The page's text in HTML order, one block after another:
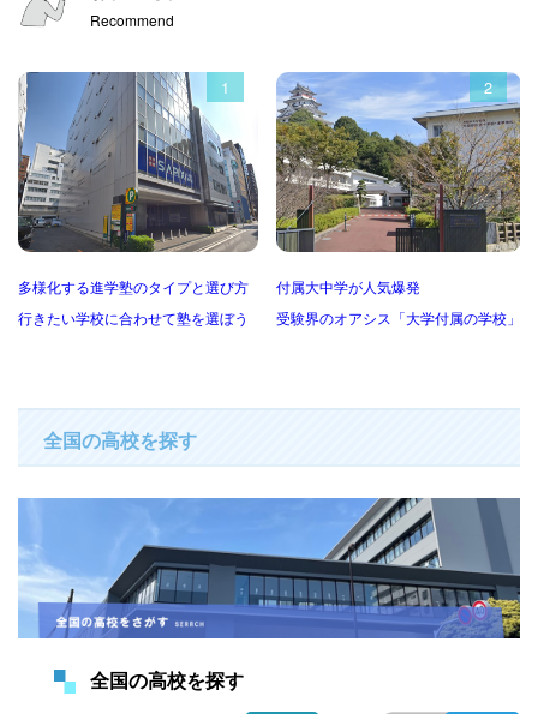
Recommend
1
多様化する進学塾のタイプと選び方
行きたい学校に合わせて塾を選ぼう
2
付属大中学が人気爆発
受験界のオアシス「大学付属の学校」
全国の高校を探す
全国の高校を探す